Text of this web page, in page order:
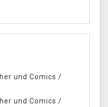
und Comics /
und Comics /